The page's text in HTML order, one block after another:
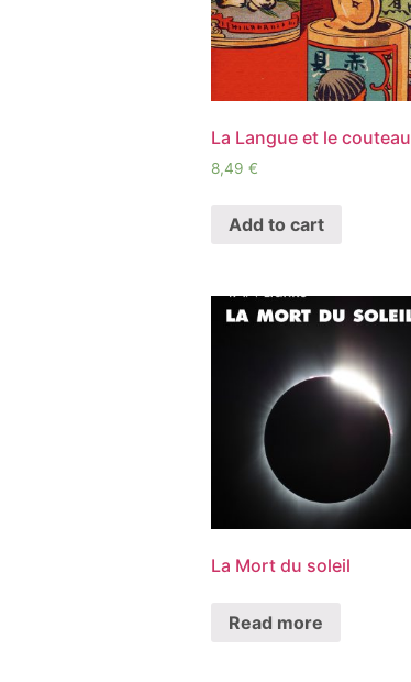
La Langue et le couteau
8,49 €
Add to cart
La Mort du soleil
Read more